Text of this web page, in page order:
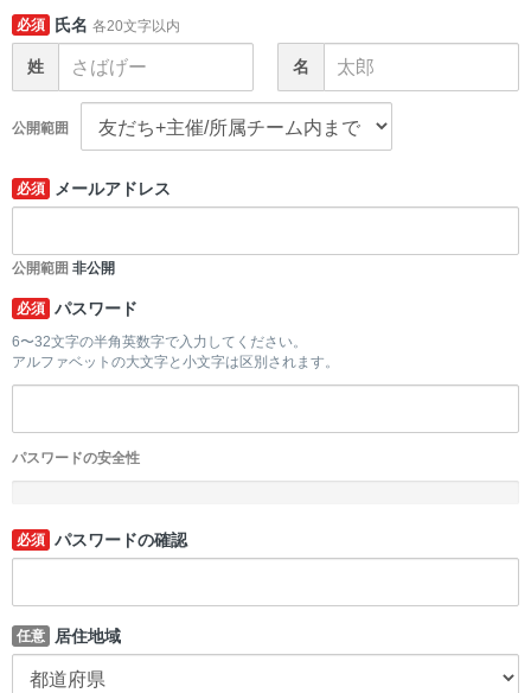
必須 氏名 各20文字以内
姓 名
公開範囲
必須 メールアドレス
公開範囲 非公開
必須 パスワード
6〜32文字の半角英数字で入力してください。
アルファベットの大文字と小文字は区別されます。
パスワードの安全性
必須 パスワードの確認
任意 居住地域